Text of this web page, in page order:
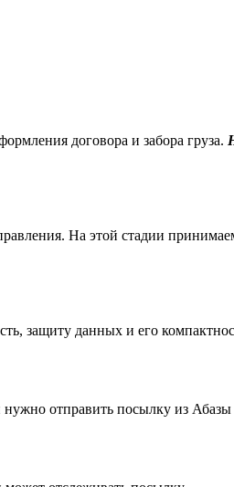
договора и забора груза.
На этой стадии
защиту данных и его
отправить посылку из Абазы